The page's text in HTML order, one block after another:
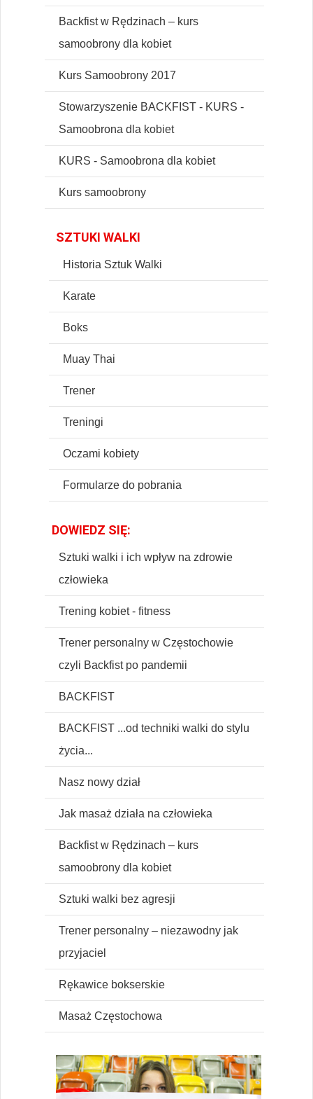
Backfist w Rędzinach – kurs
samoobrony dla kobiet
Kurs Samoobrony 2017
Stowarzyszenie BACKFIST - KURS -
Samoobrona dla kobiet
KURS - Samoobrona dla kobiet
Kurs samoobrony
SZTUKI WALKI
Historia Sztuk Walki
Karate
Boks
Muay Thai
Trener
Treningi
Oczami kobiety
Formularze do pobrania
DOWIEDZ SIĘ:
Sztuki walki i ich wpływ na zdrowie
człowieka
Trening kobiet - fitness
Trener personalny w Częstochowie
czyli Backfist po pandemii
BACKFIST
BACKFIST ...od techniki walki do stylu
życia...
Nasz nowy dział
Jak masaż działa na człowieka
Backfist w Rędzinach – kurs
samoobrony dla kobiet
Sztuki walki bez agresji
Trener personalny – niezawodny jak
przyjaciel
Rękawice bokserskie
Masaż Częstochowa